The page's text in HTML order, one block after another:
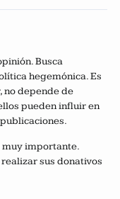
Busca
hegemónica. Es
no depende de
pueden influir en
muy importante.
sus donativos